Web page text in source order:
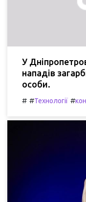
У
нападів
особи.
# #Технології #